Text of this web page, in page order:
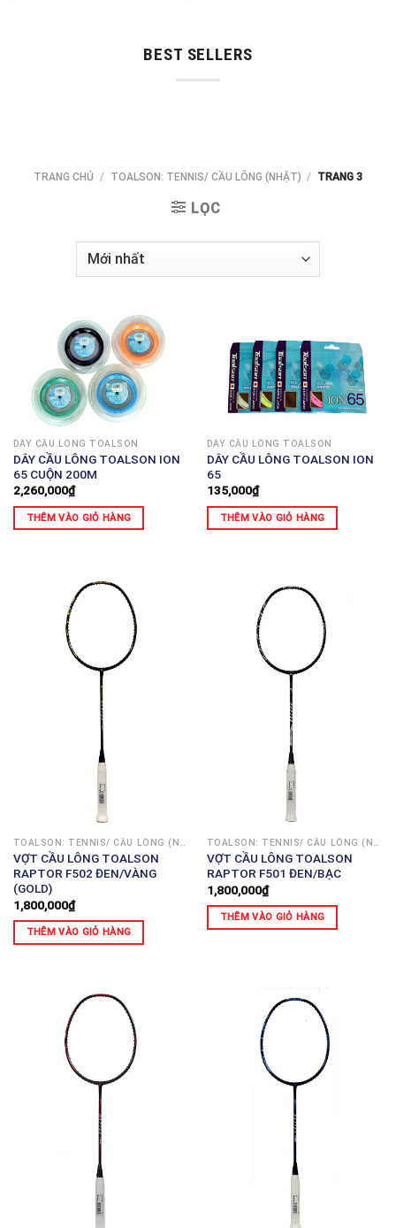
BEST SELLERS
TRANG CHỦ / TOALSON: TENNIS/ CẦU LÔNG (NHẬT) / TRANG 3
LỌC
DÂY CẦU LÔNG TOALSON
DÂY CẦU LÔNG TOALSON ION
65 CUỘN 200M
2,260,000₫
THÊM VÀO GIỎ HÀNG
DÂY CẦU LÔNG TOALSON
DÂY CẦU LÔNG TOALSON ION
65
135,000₫
THÊM VÀO GIỎ HÀNG
TOALSON: TENNIS/ CẦU LÔNG (NHẬT)
VỢT CẦU LÔNG TOALSON
RAPTOR F502 ĐEN/VÀNG
(GOLD)
1,800,000₫
THÊM VÀO GIỎ HÀNG
TOALSON: TENNIS/ CẦU LÔNG (NHẬT)
VỢT CẦU LÔNG TOALSON
RAPTOR F501 ĐEN/BẠC
1,800,000₫
THÊM VÀO GIỎ HÀNG